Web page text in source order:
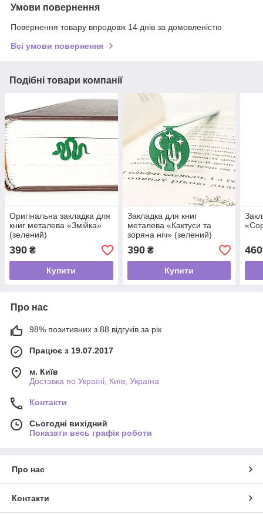
Умови повернення
Повернення товару впродовж 14 днів за домовленістю
Всі умови повернення
Подібні товари компанії
Оригінальна закладка для
книг металева «Змійка»
(зелений)
390 ₴
Купити
Закладка для книг
металева «Кактуси та
зоряна ніч» (зелений)
390₴
Купити
460
Про нас
98% позитивних з 88 відгуків за рік
Працює з 19.07.2017
м. Київ
Доставка по Україні, Київ, Україна
Контакти
Сьогодні вихідний
Показати весь графік роботи
Про нас
Контакти